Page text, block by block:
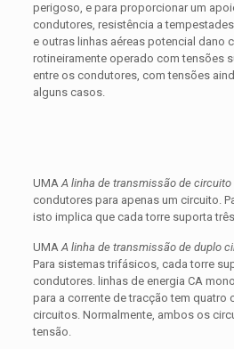
perigoso, e para proporcionar um
condutores, resistência a
e outras linhas aéreas potencial dano
rotineiramente operado com tensões
entre os condutores, com tensões
alguns casos.
UMAA linha de transmissão de
condutores para apenas um circuito.
isto implica que cada torre suporta
UMAA linha de transmissão de duplo
Para sistemas trifásicos, cada torre
condutores. linhas de energia CA
para a corrente de tracção tem quatro
circuitos. Normalmente, ambos os
tensão.